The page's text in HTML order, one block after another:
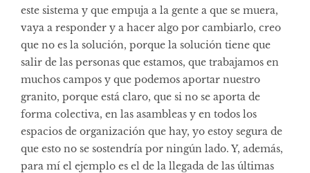
este sistema y que empuja a la gente a que se muera,
vaya a responder y a hacer algo por cambiarlo, creo
que no es la solución, porque la solución tiene que
salir de las personas que estamos, que trabajamos en
muchos campos y que podemos aportar nuestro
granito, porque está claro, que si no se aporta de
forma colectiva, en las asambleas y en todos los
espacios de organización que hay, yo estoy segura de
que esto no se sostendría por ningún lado. Y, además,
para mí el ejemplo es el de la llegada de las últimas